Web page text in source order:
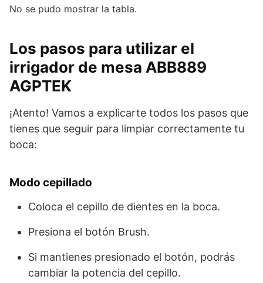
No se pudo mostrar la tabla.
Los pasos para utilizar el
irrigador de mesa ABB889
AGPTEK
¡Atento! Vamos a explicarte todos los pasos que
tienes que seguir para limpiar correctamente tu
boca:
Modo cepillado
Coloca el cepillo de dientes en la boca.
Presiona el botón Brush.
Si mantienes presionado el botón, podrás
cambiar la potencia del cepillo.